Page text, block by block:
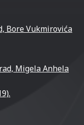
Bore Vukmirovića
Migela Anhela